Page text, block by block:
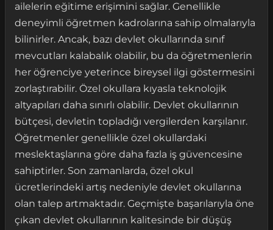
ailelerin eğitime erişimini sağlar. Genellikle
deneyimli öğretmen kadrolarına sahip olmalarıyla
bilinirler. Ancak, bazı devlet okullarında sınıf
mevcutları kalabalık olabilir, bu da öğretmenlerin
her öğrenciye yeterince bireysel ilgi göstermesini
zorlaştırabilir. Özel okullara kıyasla teknolojik
altyapıları daha sınırlı olabilir. Devlet okullarının
bütçesi, devletin topladığı vergilerden karşılanır.
Öğretmenler genellikle özel okullardaki
meslektaşlarına göre daha fazla iş güvencesine
sahiptirler. Son zamanlarda, özel okul
ücretlerindeki artış nedeniyle devlet okullarına
olan talep artmaktadır. Geçmişte başarılarıyla öne
çıkan devlet okullarının kalitesinde bir düşüş